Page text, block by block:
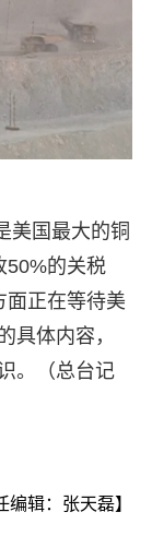
美国最大的铜
50%的关税
面正在等待美
具体内容，
。（总台记
编辑：张天磊】